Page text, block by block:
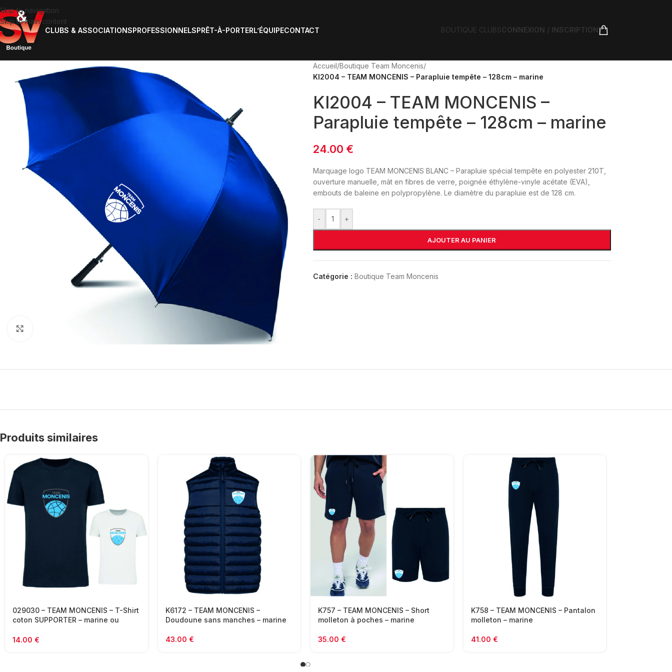
Skip to navigation
Skip to main content
CLUBS & ASSOCIATIONSPROFESSIONNELSPRÊT-À-PORTERL’ÉQUIPECONTACT BOUTIQUE CLUBSCONNEXION / INSCRIPTION
Accueil/Boutique Team Moncenis/
KI2004 – TEAM MONCENIS – Parapluie tempête – 128cm – marine
KI2004 – TEAM MONCENIS –
Parapluie tempête – 128cm – marine
24.00 €
Marquage logo TEAM MONCENIS BLANC – Parapluie spécial tempête en polyester 210T,
ouverture manuelle, mât en fibres de verre, poignée éthylène-vinyle acétate (EVA),
embouts de baleine en polypropylène. Le diamètre du parapluie est de 128 cm.
- +
AJOUTER AU PANIER
Catégorie : Boutique Team Moncenis
Produits similaires
029030 – TEAM MONCENIS – T-Shirt
coton SUPPORTER – marine ou
14.00 €
K6172 – TEAM MONCENIS –
Doudoune sans manches – marine
43.00 €
K757 – TEAM MONCENIS – Short
molleton à poches – marine
35.00 €
K758 – TEAM MONCENIS – Pantalon
molleton – marine
41.00 €